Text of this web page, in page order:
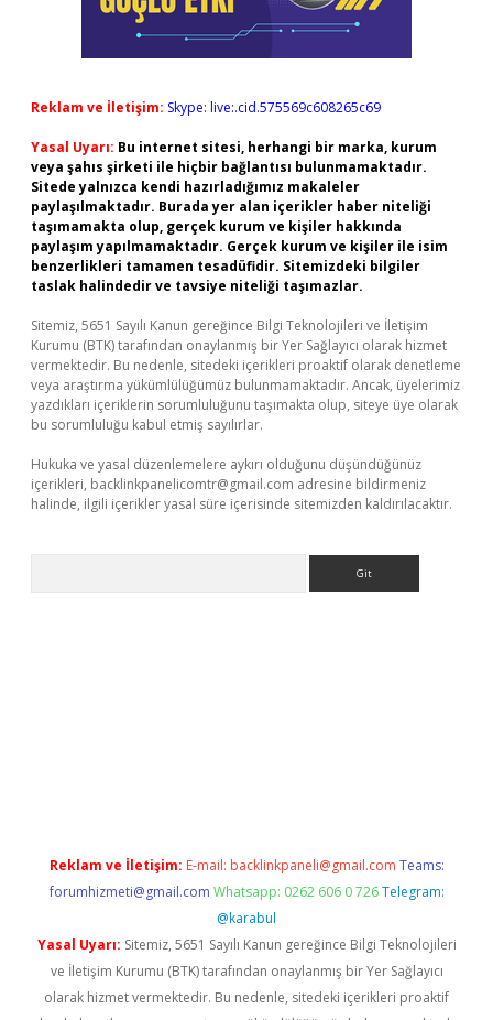
Reklam ve İletişim: Skype: live:.cid.575569c608265c69
Yasal Uyarı: Bu internet sitesi, herhangi bir marka, kurum
veya şahıs şirketi ile hiçbir bağlantısı bulunmamaktadır.
Sitede yalnızca kendi hazırladığımız makaleler
paylaşılmaktadır. Burada yer alan içerikler haber niteliği
taşımamakta olup, gerçek kurum ve kişiler hakkında
paylaşım yapılmamaktadır. Gerçek kurum ve kişiler ile isim
benzerlikleri tamamen tesadüfidir. Sitemizdeki bilgiler
taslak halindedir ve tavsiye niteliği taşımazlar.
Sitemiz, 5651 Sayılı Kanun gereğince Bilgi Teknolojileri ve İletişim
Kurumu (BTK) tarafından onaylanmış bir Yer Sağlayıcı olarak hizmet
vermektedir. Bu nedenle, sitedeki içerikleri proaktif olarak denetleme
veya araştırma yükümlülüğümüz bulunmamaktadır. Ancak, üyelerimiz
yazdıkları içeriklerin sorumluluğunu taşımakta olup, siteye üye olarak
bu sorumluluğu kabul etmiş sayılırlar.
Hukuka ve yasal düzenlemelere aykırı olduğunu düşündüğünüz
içerikleri, backlinkpanelicomtr@gmail.com adresine bildirmeniz
halinde, ilgili içerikler yasal süre içerisinde sitemizden kaldırılacaktır.
Reklam ve İletişim: E-mail: backlinkpaneli@gmail.com Teams:
forumhizmeti@gmail.com Whatsapp: 0262 606 0 726 Telegram:
@karabul
Yasal Uyarı: Sitemiz, 5651 Sayılı Kanun gereğince Bilgi Teknolojileri
ve İletişim Kurumu (BTK) tarafından onaylanmış bir Yer Sağlayıcı
olarak hizmet vermektedir. Bu nedenle, sitedeki içerikleri proaktif